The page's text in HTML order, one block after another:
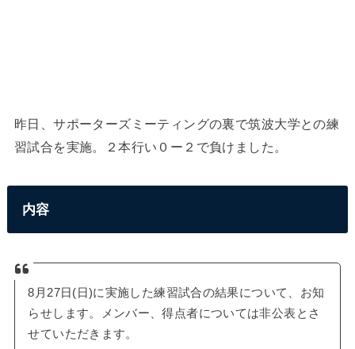
昨日、サポーターズミーティングの裏で筑波大学との練
習試合を実施。２本行い０ー２で負けました。
内容
8月27日(日)に実施した練習試合の結果について、お知
らせします。メンバー、得点者については非公表とさ
せていただきます。